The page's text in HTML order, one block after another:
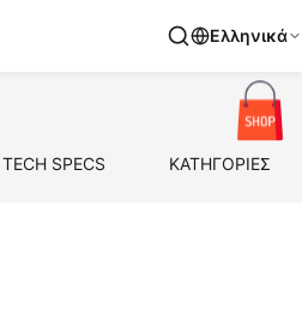
Ελληνικά
TECH SPECS ΚΑΤΗΓΟΡΙΕΣ